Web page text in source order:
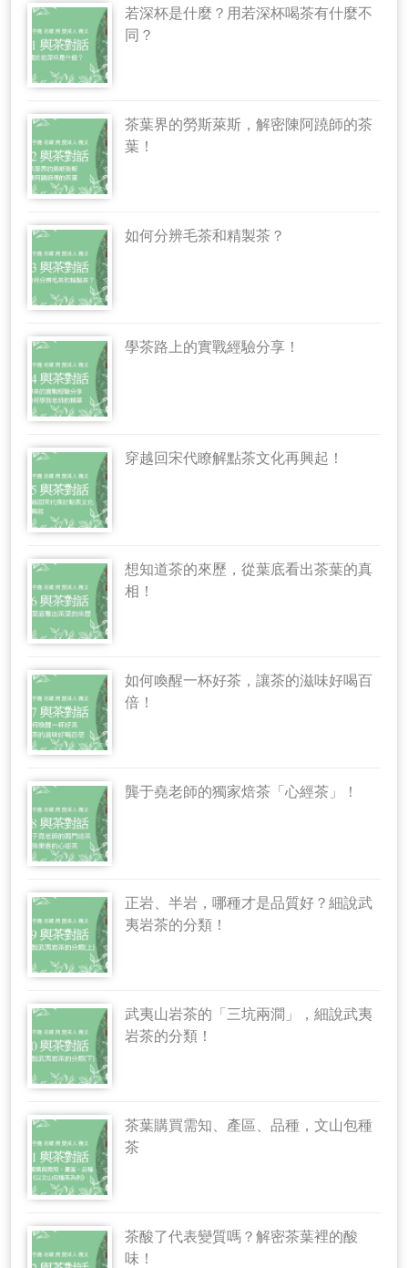
若深杯是什麼？用若深杯喝茶有什麼不
同？
茶葉界的勞斯萊斯，解密陳阿蹺師的茶
葉！
如何分辨毛茶和精製茶？
學茶路上的實戰經驗分享！
穿越回宋代瞭解點茶文化再興起！
想知道茶的來歷，從葉底看出茶葉的真
相！
如何喚醒一杯好茶，讓茶的滋味好喝百
倍！
龔于堯老師的獨家焙茶「心經茶」！
正岩、半岩，哪種才是品質好？細說武
夷岩茶的分類！
武夷山岩茶的「三坑兩澗」，細說武夷
岩茶的分類！
茶葉購買需知、產區、品種，文山包種
茶
茶酸了代表變質嗎？解密茶葉裡的酸
味！